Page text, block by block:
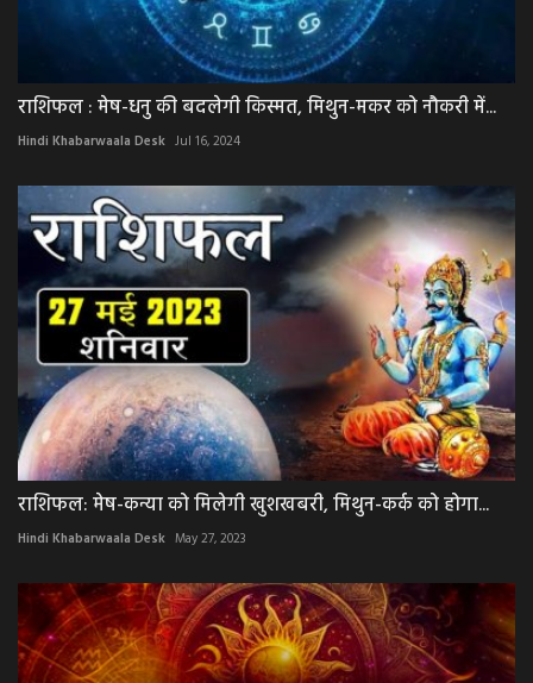
राशिफल : मेष-धनु की बदलेगी किस्मत, मिथुन-मकर को नौकरी में...
Hindi Khabarwaala Desk Jul 16, 2024
राशिफल: मेष-कन्या को मिलेगी खुशखबरी, मिथुन-कर्क को होगा...
Hindi Khabarwaala Desk May 27, 2023